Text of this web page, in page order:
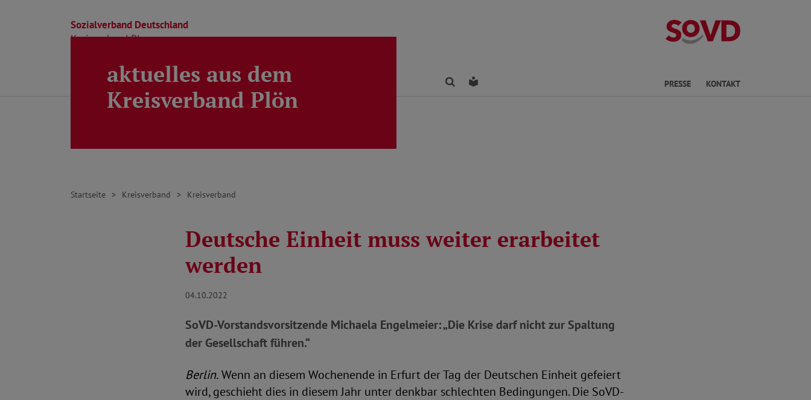
Sozialverband Deutschland
Kreisverband Ploen
Kreisverband
Direkt zu den Inhalten springen
Beratung Ortsverbände Kreisverband FindenLeichte Sprache PRESSE KONTAKT
aktuelles aus dem
Kreisverband Plön
Startseite Kreisverband Kreisverband
Deutsche Einheit muss weiter erarbeitet
werden
04.10.2022
SoVD-Vorstandsvorsitzende Michaela Engelmeier: „Die Krise darf nicht zur Spaltung
der Gesellschaft führen.“
Berlin.Wenn an diesem Wochenende in Erfurt der Tag der Deutschen Einheit gefeiert
wird, geschieht dies in diesem Jahr unter denkbar schlechten Bedingungen. Die SoVD-